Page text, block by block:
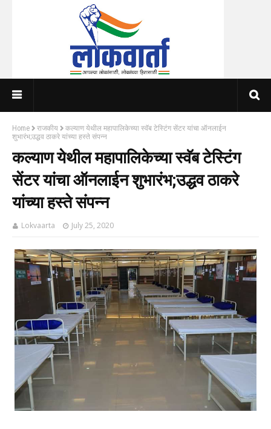
Home राजकीय
कल्याण येथील महापालिकेच्या स्वॅब टेस्टिंग सेंटर यांचा ऑनलाईन
शुभारंभ;उद्धव ठाकरे यांच्या हस्ते संपन्न
कल्याण येथील महापालिकेच्या स्वॅब टेस्टिंग
सेंटर यांचा ऑनलाईन शुभारंभ;उद्धव ठाकरे
यांच्या हस्ते संपन्न
Lokvaarta July 25, 2020